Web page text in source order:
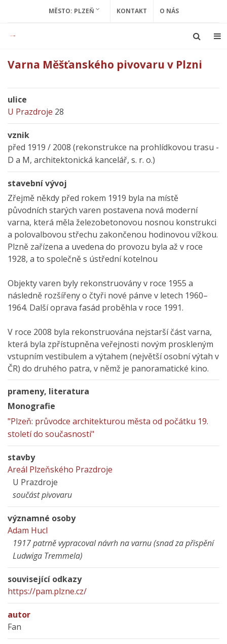
MĚSTO: PLZEŇ KONTAKT O NÁS
Varna Měšťanského pivovaru v Plzni
ulice
U Prazdroje 28
vznik
před 1919 / 2008 (rekonstrukce na prohlídkovou trasu -
D a M, architektonická kancelář, s. r. o.)
stavební vývoj
Zřejmě někdy před rokem 1919 byla na místě
původních starých varen postavena nová moderní
varna, která měla železobetonovou nosnou konstrukci
a polovalbovou střechu zakončenou hodinovou vížkou.
Plzně zařízena a uvedena do provozu byla až v roce
1928, a to společně s ústřední kotelnou
Objekty varen byly rekonstruovány v roce 1955 a
následně rozšířeny o čtyři nové pánve v letech 1960–
1964. Další oprava fasád proběhla v roce 1991.
V roce 2008 byla rekonstruována nejstarší část varna,
která byla zpřístupněna veřejnosti novým proskleným
vstupním vestibulem a výtahem (největší osobní výtah v
ČR) do druhého patra, v němž je panoramatické kino.
prameny, literatura
Monografie
"Plzeň: průvodce architekturou města od počátku 19.
století do současnosti"
stavby
Areál Plzeňského Prazdroje
U Prazdroje
součást pivovaru
významné osoby
Adam Hucl
1917 patrně vypracoval návrh na varnu (snad za přispění
Ludwiga Tremmela)
související odkazy
https://pam.plzne.cz/
autor
Fan